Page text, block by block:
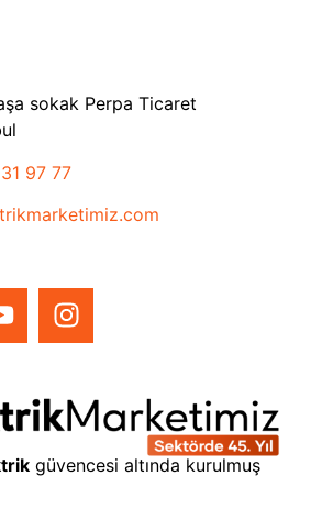
sokak Perpa Ticaret
97 77
güvencesi altında kurulmuş